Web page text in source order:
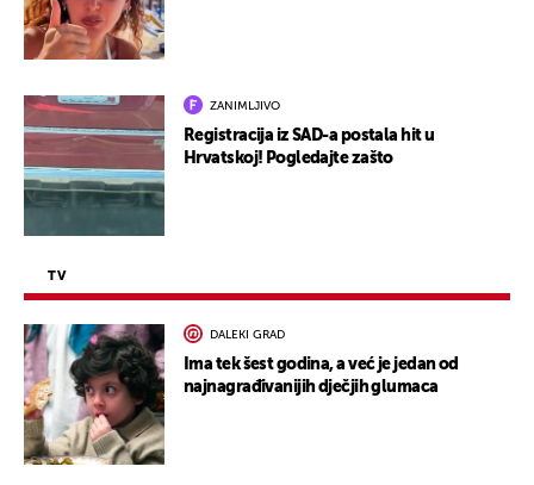
ZANIMLJIVO
Registracija iz SAD-a postala hit u
Hrvatskoj! Pogledajte zašto
TV
DALEKI GRAD
Ima tek šest godina, a već je jedan od
najnagrađivanijih dječjih glumaca